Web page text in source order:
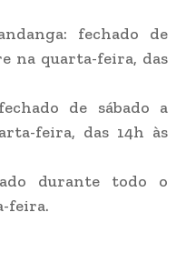
fechado de
na quarta-feira, das
de sábado a
feira, das 14h às
durante todo o
feira.